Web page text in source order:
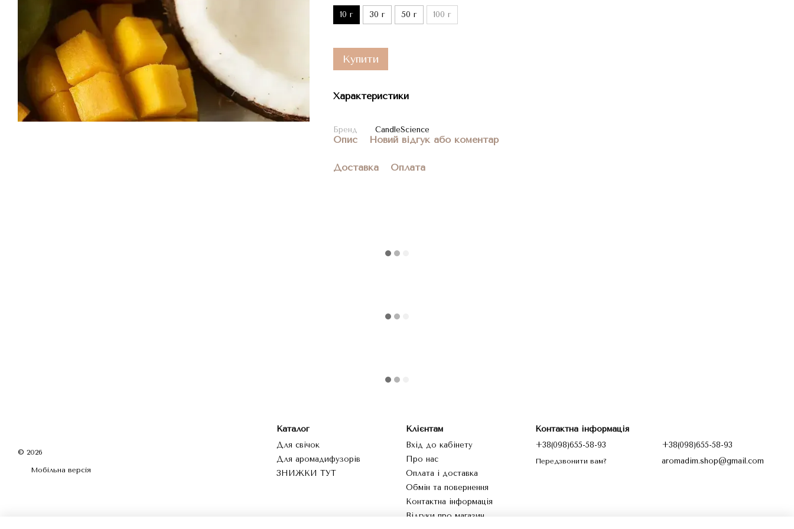
10 г 30 г 50 г 100 г
Купити
Характеристики
Бренд CandleScience
Опис Новий відгук або коментар
Доставка Оплата
© 2026
Мобільна версія
Каталог
Для свічок
Для аромадифузорів
ЗНИЖКИ ТУТ
Клієнтам
Вхід до кабінету
Про нас
Оплата і доставка
Обмін та повернення
Контактна інформація
Відгуки про магазин
Контактна інформація
+38(098)655-58-93
Передзвонити вам?
+38(098)655-58-93
aromadim.shop@gmail.com